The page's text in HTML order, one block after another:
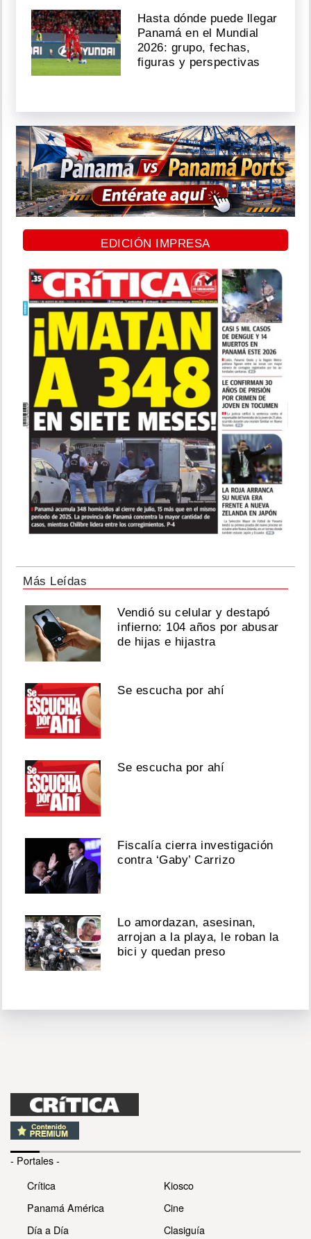
Hasta dónde puede llegar
Panamá en el Mundial
2026: grupo, fechas,
figuras y perspectivas
EDICIÓN IMPRESA
Más Leídas
Vendió su celular y destapó
infierno: 104 años por abusar
de hijas e hijastra
Se escucha por ahí
Se escucha por ahí
Fiscalía cierra investigación
contra ‘Gaby’ Carrizo
Lo amordazan, asesinan,
arrojan a la playa, le roban la
bici y quedan preso
- Portales -
Crítica
Panamá América
Día a Día
Kiosco
Cine
Clasiguía